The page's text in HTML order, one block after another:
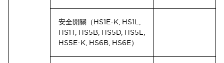
安全開關（HS1E-K, HS1L,
HS1T, HS5B, HS5D, HS5L,
HS5E-K, HS6B, HS6E）